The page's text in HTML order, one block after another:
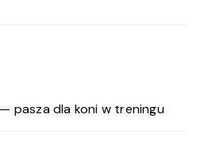
pasza dla koni w treningu